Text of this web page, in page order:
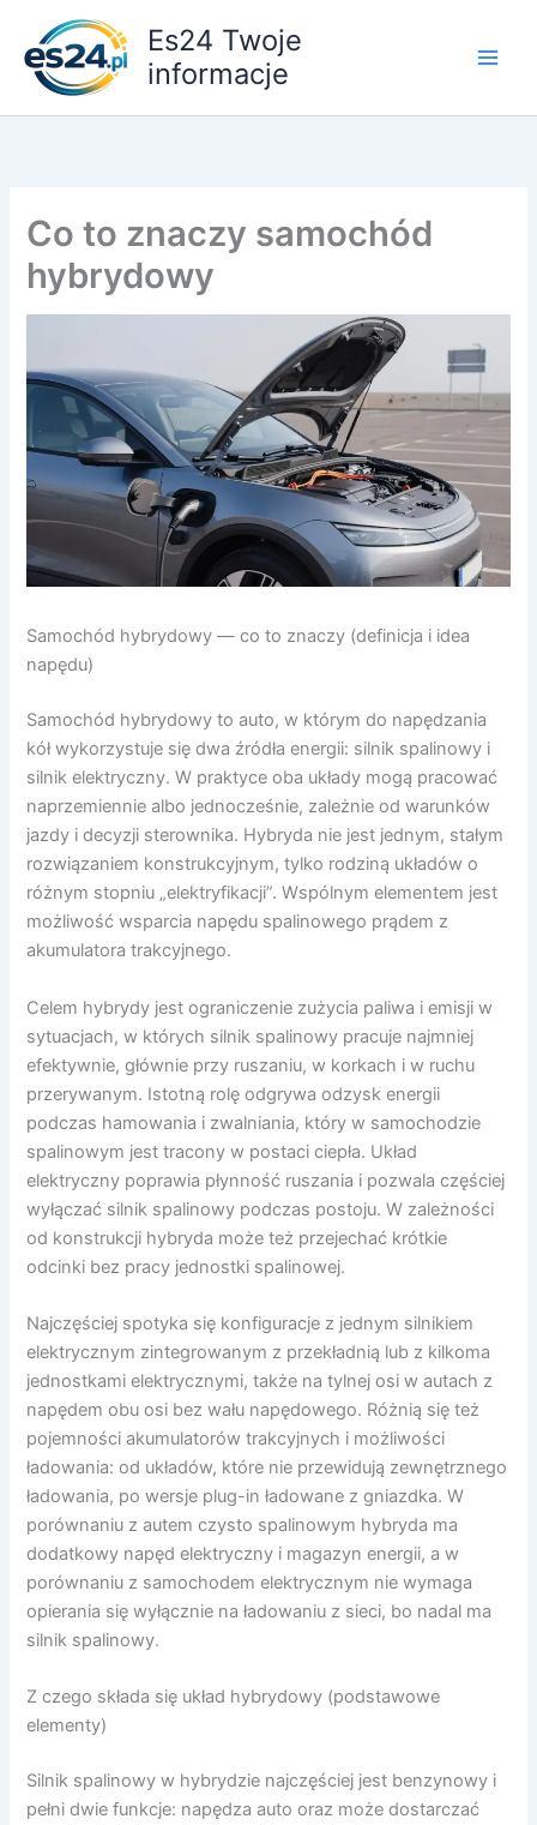
treści
Es24 Twoje
informacje
Co to znaczy samochód
hybrydowy
Samochód hybrydowy — co to znaczy (definicja i idea
napędu)
Samochód hybrydowy to auto, w którym do napędzania
kół wykorzystuje się dwa źródła energii: silnik spalinowy i
silnik elektryczny. W praktyce oba układy mogą pracować
naprzemiennie albo jednocześnie, zależnie od warunków
jazdy i decyzji sterownika. Hybryda nie jest jednym, stałym
rozwiązaniem konstrukcyjnym, tylko rodziną układów o
różnym stopniu „elektryfikacji”. Wspólnym elementem jest
możliwość wsparcia napędu spalinowego prądem z
akumulatora trakcyjnego.
Celem hybrydy jest ograniczenie zużycia paliwa i emisji w
sytuacjach, w których silnik spalinowy pracuje najmniej
efektywnie, głównie przy ruszaniu, w korkach i w ruchu
przerywanym. Istotną rolę odgrywa odzysk energii
podczas hamowania i zwalniania, który w samochodzie
spalinowym jest tracony w postaci ciepła. Układ
elektryczny poprawia płynność ruszania i pozwala częściej
wyłączać silnik spalinowy podczas postoju. W zależności
od konstrukcji hybryda może też przejechać krótkie
odcinki bez pracy jednostki spalinowej.
Najczęściej spotyka się konfiguracje z jednym silnikiem
elektrycznym zintegrowanym z przekładnią lub z kilkoma
jednostkami elektrycznymi, także na tylnej osi w autach z
napędem obu osi bez wału napędowego. Różnią się też
pojemności akumulatorów trakcyjnych i możliwości
ładowania: od układów, które nie przewidują zewnętrznego
ładowania, po wersje plug-in ładowane z gniazdka. W
porównaniu z autem czysto spalinowym hybryda ma
dodatkowy napęd elektryczny i magazyn energii, a w
porównaniu z samochodem elektrycznym nie wymaga
opierania się wyłącznie na ładowaniu z sieci, bo nadal ma
silnik spalinowy.
Z czego składa się układ hybrydowy (podstawowe
elementy)
Silnik spalinowy w hybrydzie najczęściej jest benzynowy i
pełni dwie funkcje: napędza auto oraz może dostarczać